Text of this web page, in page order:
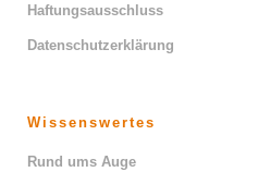
Haftungsausschluss
Datenschutzerklärung
Wissenswertes
Rund ums Auge